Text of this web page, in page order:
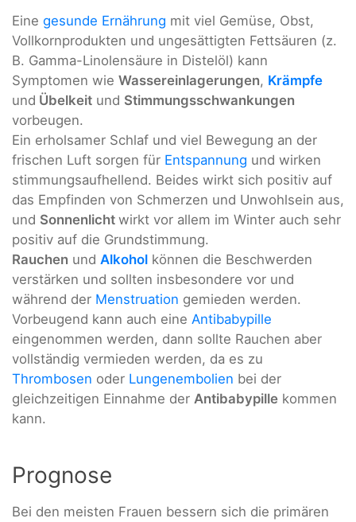
Eine gesunde Ernährung mit viel Gemüse, Obst,
Vollkornprodukten und ungesättigten Fettsäuren (z.
B. Gamma-Linolensäure in Distelöl) kann
Symptomen wie Wassereinlagerungen, Krämpfe
und Übelkeit und Stimmungsschwankungen
vorbeugen.
Ein erholsamer Schlaf und viel Bewegung an der
frischen Luft sorgen für Entspannung und wirken
stimmungsaufhellend. Beides wirkt sich positiv auf
das Empfinden von Schmerzen und Unwohlsein aus,
und Sonnenlicht wirkt vor allem im Winter auch sehr
positiv auf die Grundstimmung.
Rauchen und Alkohol können die Beschwerden
verstärken und sollten insbesondere vor und
während der Menstruation gemieden werden.
Vorbeugend kann auch eine Antibabypille
eingenommen werden, dann sollte Rauchen aber
vollständig vermieden werden, da es zu
Thrombosen oder Lungenembolien bei der
gleichzeitigen Einnahme der Antibabypille kommen
kann.
Prognose
Bei den meisten Frauen bessern sich die primären